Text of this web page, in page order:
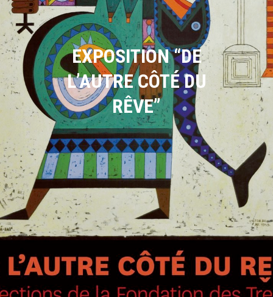
EXPOSITION “DE
L’AUTRE CÔTÉ DU
RÊVE”